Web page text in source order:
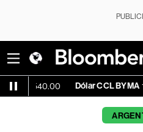
Dólar CCL BYMA 1,576.11